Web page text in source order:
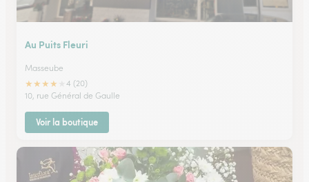
Au Puits Fleuri
Masseube
★★★★
4 (20)
10, rue Général de Gaulle
Voir la boutique